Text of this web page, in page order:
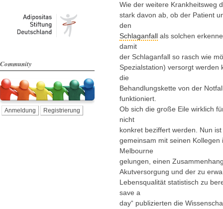
Community
Anmeldung Registrierung
Wie der weitere Krankheitsweg
stark davon ab, ob der Patient
den
Schlaganfall als solchen
damit
der Schlaganfall so rasch wie
Spezialstation) versorgt werden
die
Behandlungskette von der
funktioniert.
Ob sich die große Eile wirklich
nicht
konkret beziffert werden. Nun
gemeinsam mit seinen
Melbourne
gelungen, einen
Akutversorgung und der zu
Lebensqualität statistisch zu
save a
day“ publizierten die